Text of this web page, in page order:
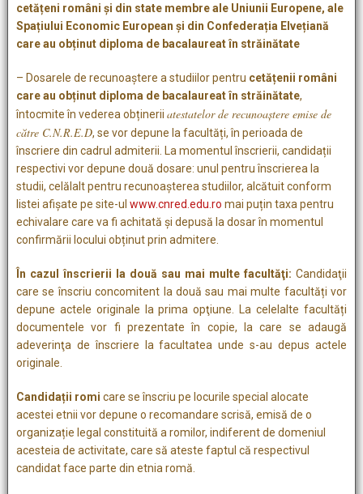
cetățeni români și din state membre ale Uniunii Europene, ale
Spațiului Economic European și din Confederația Elvețiană
care au obținut diploma de bacalaureat în străinătate
– Dosarele de recunoaștere a studiilor pentru cetățenii români
care au obținut diploma de bacalaureat în străinătate,
întocmite în vederea obținerii atestatelor de recunoaștere emise de
către C.N.R.E.D, se vor depune la facultăți, în perioada de
înscriere din cadrul admiterii. La momentul înscrierii, candidații
respectivi vor depune două dosare: unul pentru înscrierea la
studii, celălalt pentru recunoașterea studiilor, alcătuit conform
listei afișate pe site-ul www.cnred.edu.ro mai puțin taxa pentru
echivalare care va fi achitată și depusă la dosar în momentul
confirmării locului obținut prin admitere.
În cazul înscrierii la două sau mai multe facultăţi: Candidaţii
care se înscriu concomitent la două sau mai multe facultăți vor
depune actele originale la prima opţiune. La celelalte facultăți
documentele vor fi prezentate în copie, la care se adaugă
adeverinţa de înscriere la facultatea unde s-au depus actele
originale.
Candidații romi care se înscriu pe locurile special alocate
acestei etnii vor depune o recomandare scrisă, emisă de o
organizație legal constituită a romilor, indiferent de domeniul
acesteia de activitate, care să ateste faptul că respectivul
candidat face parte din etnia romă.